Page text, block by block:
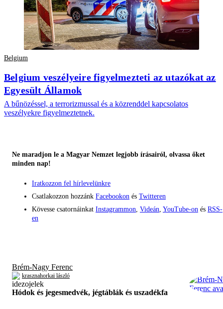
Belgium
Belgium veszélyeire figyelmezteti az utazókat az
Egyesült Államok
A bűnözéssel, a terrorizmussal és a közrenddel kapcsolatos
veszélyekre figyelmeztetnek.
Ne maradjon le a Magyar Nemzet legjobb írásairól, olvassa őket
minden nap!
Iratkozzon fel hírlevelünkre
Csatlakozzon hozzánk Facebookon és Twitteren
Kövesse csatornáinkat Instagrammon, Videán, YouTube-on és RSS-
en
Brém-Nagy Ferenc
krasznahorkai lászló
Hódok és jegesmedvék, jégtáblák és uszadékfa